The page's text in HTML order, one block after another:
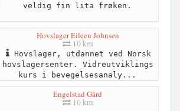
veldig fin lita frøken.
Hovslager Eileen Johnsen
10 km
Hovslager, utdannet ved Norsk
hovslagersenter. Vidreutviklings
kurs i bevegelsesanaly...
Engelstad Gård
10 km